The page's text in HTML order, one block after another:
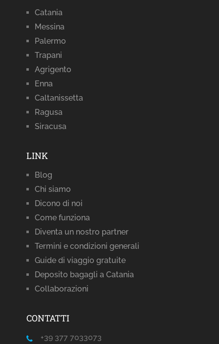
Catania
Messina
Palermo
Trapani
Agrigento
Enna
Caltanissetta
Ragusa
Siracusa
LINK
Blog
Chi siamo
Dicono di noi
Come funziona
Diventa un nostro partner
Termini e condizioni generali
Guide di viaggio gratuite
Deposito bagagli a Catania
Collaborazioni
CONTATTI
+39 377 7033073